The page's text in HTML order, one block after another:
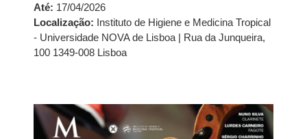
Até: 17/04/2026
Localização: Instituto de Higiene e Medicina Tropical
- Universidade NOVA de Lisboa | Rua da Junqueira,
100 1349-008 Lisboa